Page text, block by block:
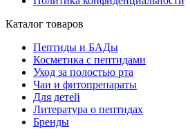
Каталог товаров
Пептиды и БАДы
Косметика с пептидами
Уход за полостью рта
Чаи и фитопрепараты
Для детей
Литература о пептидах
Бренды